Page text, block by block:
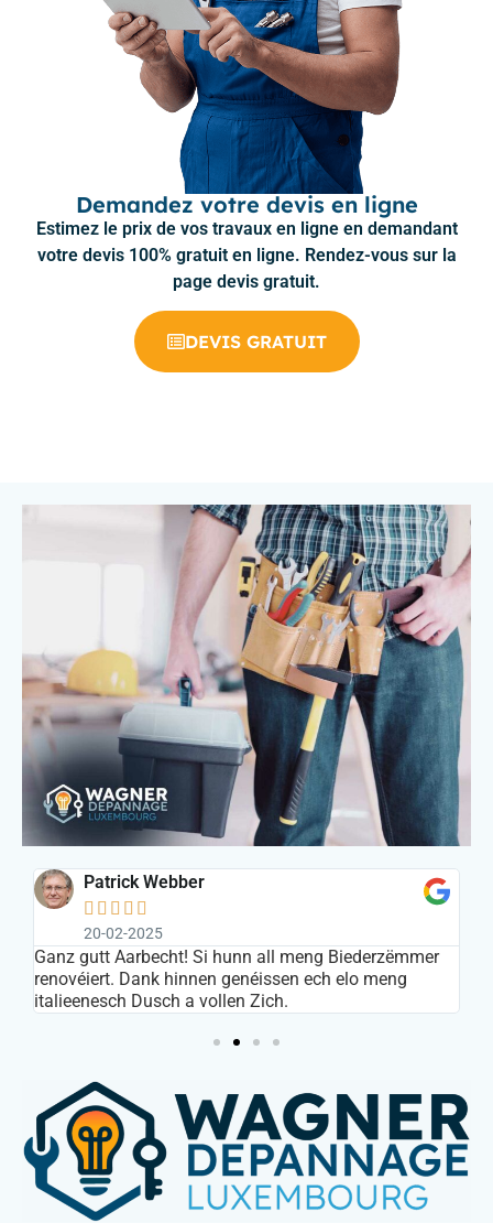
Demandez votre devis en ligne
Estimez le prix de vos travaux en ligne en demandant
votre devis 100% gratuit en ligne. Rendez-vous sur la
page devis gratuit.
DEVIS GRATUIT
Patrick Webber
    
20-02-2025
Ganz gutt Aarbecht! Si hunn all meng Biederzëmmer
renovéiert. Dank hinnen genéissen ech elo meng
italieenesch Dusch a vollen Zich.